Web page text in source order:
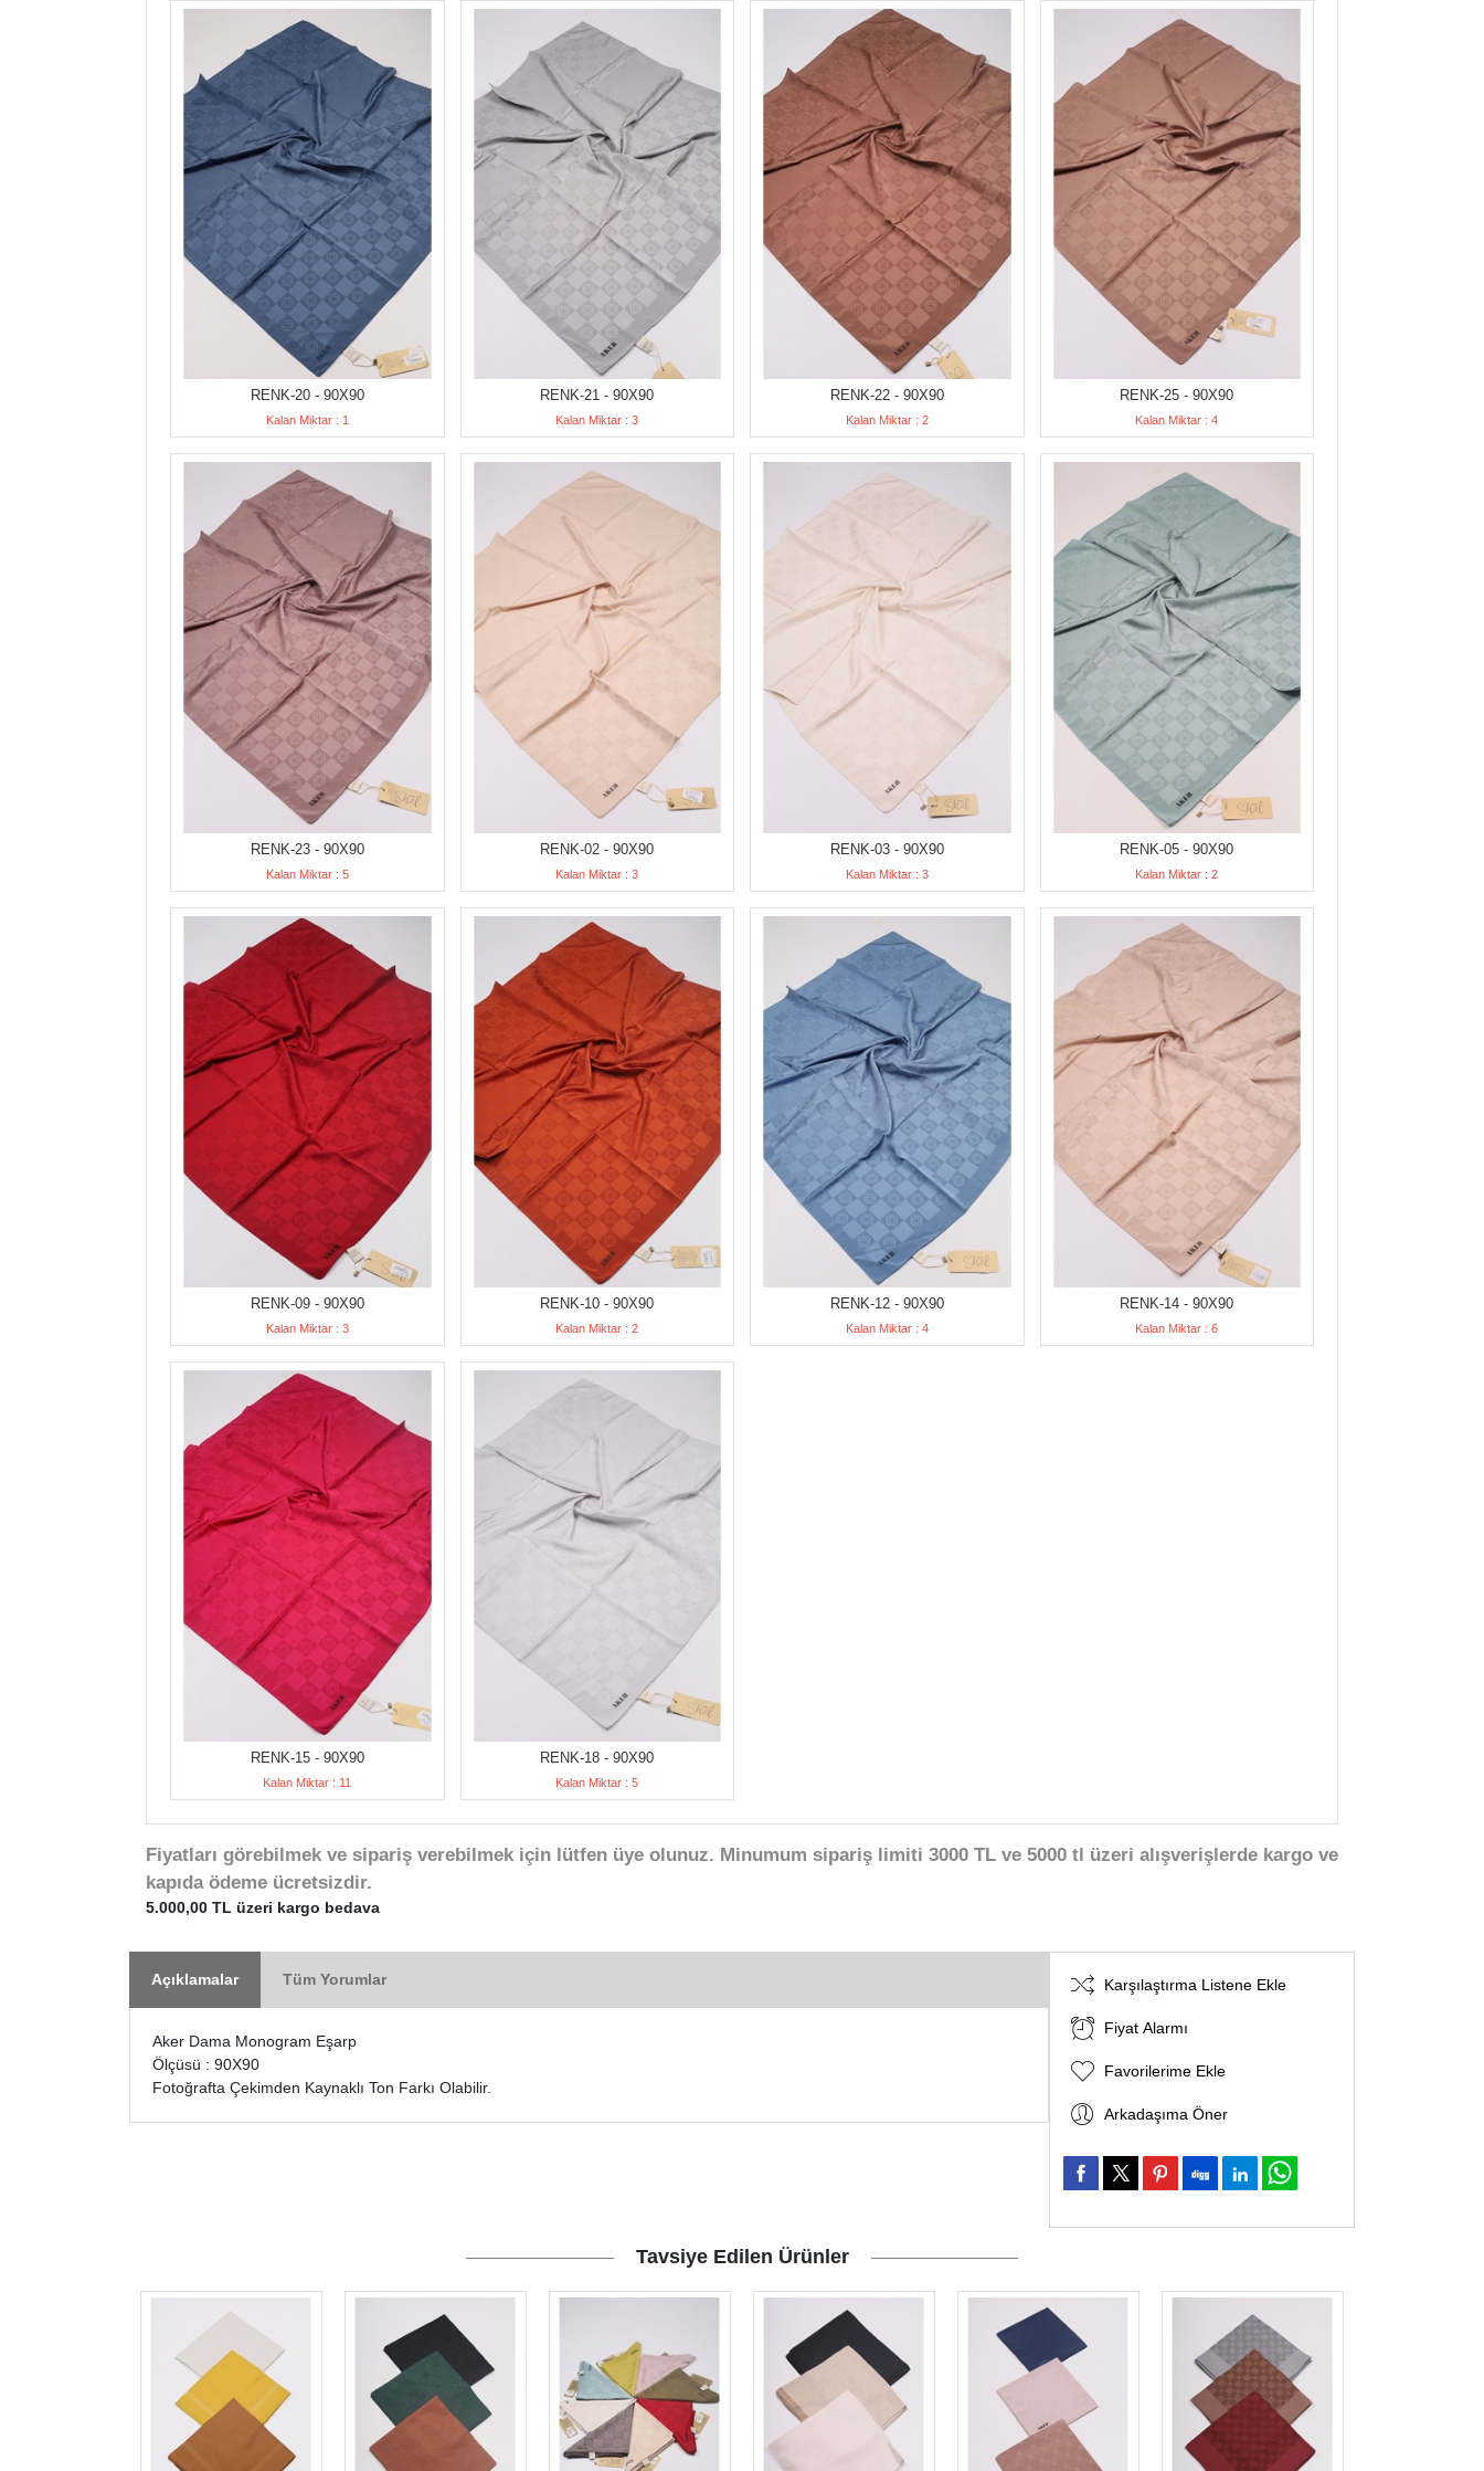
RENK-20 - 90X90
Kalan Miktar : 1
RENK-21 - 90X90
Kalan Miktar : 3
RENK-22 - 90X90
Kalan Miktar : 2
RENK-25 - 90X90
Kalan Miktar : 4
RENK-23 - 90X90
Kalan Miktar : 5
RENK-02 - 90X90
Kalan Miktar : 3
RENK-03 - 90X90
Kalan Miktar : 3
RENK-05 - 90X90
Kalan Miktar : 2
RENK-09 - 90X90
Kalan Miktar : 3
RENK-10 - 90X90
Kalan Miktar : 2
RENK-12 - 90X90
Kalan Miktar : 4
RENK-14 - 90X90
Kalan Miktar : 6
RENK-15 - 90X90
Kalan Miktar : 11
RENK-18 - 90X90
Kalan Miktar : 5
Fiyatları görebilmek ve sipariş verebilmek için lütfen üye olunuz. Minumum sipariş limiti 3000 TL ve 5000 tl üzeri alışverişlerde kargo ve
kapıda ödeme ücretsizdir.
5.000,00 TL üzeri kargo bedava
Açıklamalar Tüm Yorumlar
Aker Dama Monogram Eşarp
Ölçüsü : 90X90
Fotoğrafta Çekimden Kaynaklı Ton Farkı Olabilir.
Karşılaştırma Listene Ekle
Fiyat Alarmı
Favorilerime Ekle
Arkadaşıma Öner
Tavsiye Edilen Ürünler